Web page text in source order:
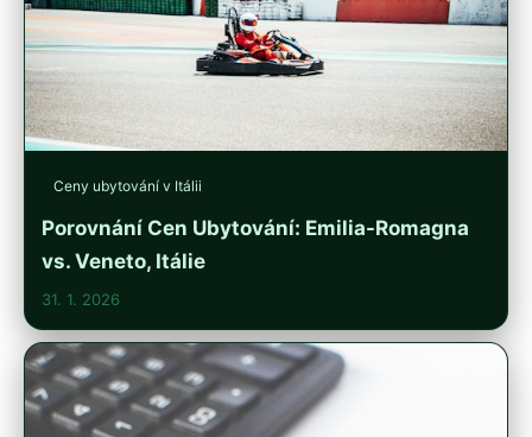
Ceny ubytování v Itálii
Porovnání Cen Ubytování: Emilia-Romagna
vs. Veneto, Itálie
31. 1. 2026